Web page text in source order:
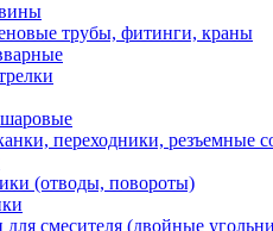
трубы, фитинги, краны
переходники, резъемные
(отводы, повороты)
смесителя (двойные